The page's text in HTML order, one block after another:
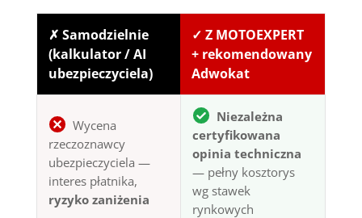
✗ Samodzielnie
(kalkulator / AI
ubezpieczyciela)
✓ Z MOTOEXPERT
+ rekomendowany
Adwokat
Wycena
rzeczoznawcy
ubezpieczyciela —
interes płatnika,
ryzyko zaniżenia
Niezależna
certyfikowana
opinia techniczna
— pełny kosztorys
wg stawek
rynkowych